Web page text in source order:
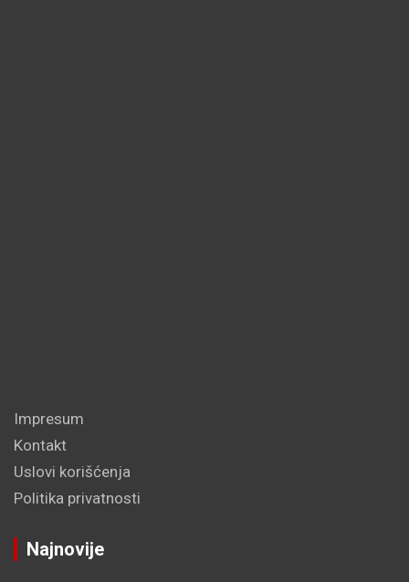
Impresum
Kontakt
Uslovi korišćenja
Politika privatnosti
Najnovije